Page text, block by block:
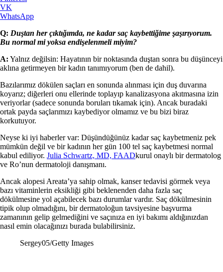
VK
WhatsApp
Q: Duştan her çıktığımda, ne kadar saç kaybettiğime şaşırıyorum.
Bu normal mi yoksa endişelenmeli miyim?
A: Yalnız değilsin: Hayatının bir noktasında duştan sonra bu düşünceyi
aklına getirmeyen bir kadın tanımıyorum (ben de dahil).
Bazılarımız dökülen saçları en sonunda alınması için duş duvarına
koyarız; diğerleri onu ellerinde toplayıp kanalizasyona akıtmasına izin
veriyorlar (sadece sonunda boruları tıkamak için). Ancak buradaki
ortak payda saçlarımızı kaybediyor olmamız ve bu bizi biraz
korkutuyor.
Neyse ki iyi haberler var: Düşündüğünüz kadar saç kaybetmeniz pek
mümkün değil ve bir kadının her gün 100 tel saç kaybetmesi normal
kabul ediliyor. Julia Schwartz, MD, FAADkurul onaylı bir dermatolog
ve Ro’nun dermatoloji danışmanı.
Ancak alopesi Areata’ya sahip olmak, kanser tedavisi görmek veya
bazı vitaminlerin eksikliği gibi beklenenden daha fazla saç
dökülmesine yol açabilecek bazı durumlar vardır. Saç dökülmesinin
tipik olup olmadığını, bir dermatoloğun tavsiyesine başvurma
zamanının gelip gelmediğini ve saçınıza en iyi bakımı aldığınızdan
nasıl emin olacağınızı burada bulabilirsiniz.
Sergey05/Getty Images